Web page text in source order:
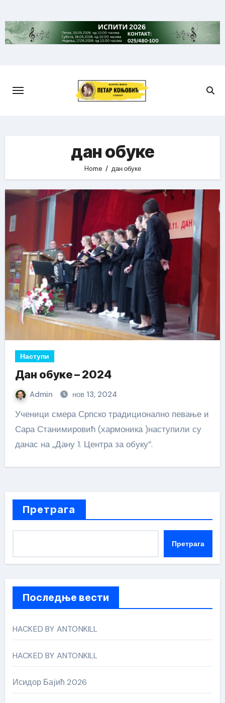
to
content
дан обуке
Home дан обуке
Наступи
Дан обуке – 2024
Admin нов 13, 2024
Ученици смера Српско традиционално певање и
Сара Станимировић (хармоника )наступили су
данас на „Дану 1. Центра за обуку“.
Претрага
Претрага
Последње вести
HACKED BY ANTONKILL
HACKED BY ANTONKILL
Исидор Бајић 2026